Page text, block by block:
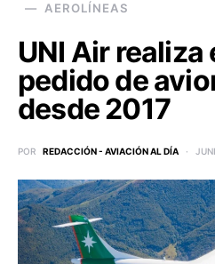
AEROLÍNEAS
UNI Air realiza
pedido de
desde 2017
POR REDACCIÓN - AVIACIÓN AL DÍA